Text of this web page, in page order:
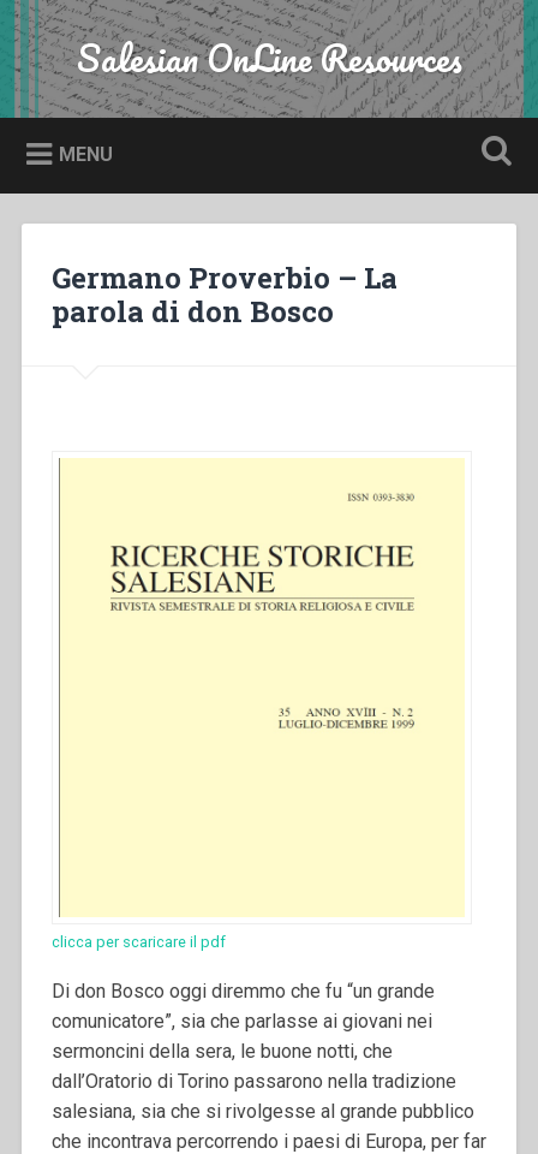
Skip
to
content
Search Salesian OnLine Resources
MENU
Germano Proverbio – La
parola di don Bosco
clicca per scaricare il pdf
Di don Bosco oggi diremmo che fu “un grande
comunicatore”, sia che parlasse ai giovani nei
sermoncini della sera, le buone notti, che
dall’Oratorio di Torino passarono nella tradizione
salesiana, sia che si rivolgesse al grande pubblico
che incontrava percorrendo i paesi di Europa, per far